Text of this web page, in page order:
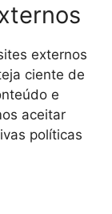
externos
ciente de
e
aceitar
políticas